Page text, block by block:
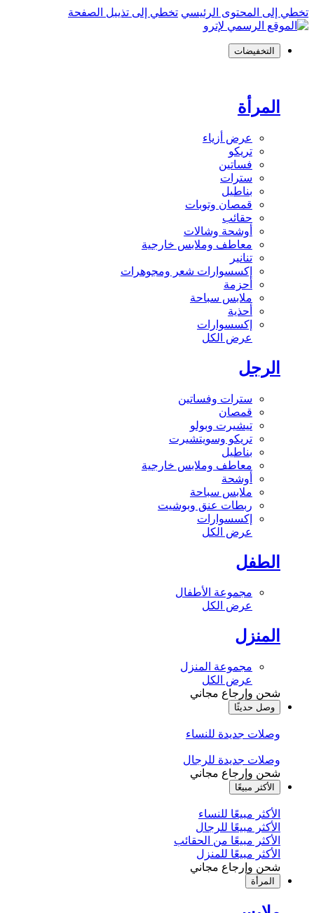
تخطي إلى المحتوى الرئيسي تخطي إلى تذييل الصفحة
التخفيضات
المرأة
عرض أزياء
تريكو
فساتين
سترات
بناطيل
قمصان وتوبات
حقائب
أوشحة وشالات
معاطف وملابس خارجية
تنانير
إكسسوارات شعر ومجوهرات
أحزمة
ملابس سباحة
أحذية
إكسسوارات
عرض الكل
الرجل
سترات وفساتين
قمصان
تيشيرت وبولو
تريكو وسويتشيرت
بناطيل
معاطف وملابس خارجية
أوشحة
ملابس سباحة
ربطات عنق وبوشيت
إكسسوارات
عرض الكل
الطفل
مجموعة الأطفال
عرض الكل
المنزل
مجموعة المنزل
عرض الكل
شحن وإرجاع مجاني
وصل حديثًا
وصلات جديدة للنساء
وصلات جديدة للرجال
شحن وإرجاع مجاني
الأكثر مبيعًا
الأكثر مبيعًا للنساء
الأكثر مبيعًا للرجال
الأكثر مبيعًا من الحقائب
الأكثر مبيعًا للمنزل
شحن وإرجاع مجاني
المرأة